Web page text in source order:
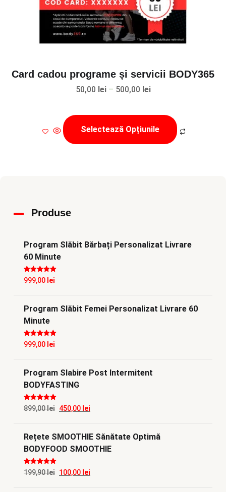
Card cadou programe și servicii BODY365
50,00 lei – 500,00 leiInterval
prețuri:
50,00 lei
până
Selectează Opțiunile
în
Produse
Program Slăbit Bărbați Personalizat Livrare
60 Minute
Evaluat la5
din 5
999,00 lei
Program Slăbit Femei Personalizat Livrare 60
Minute
Evaluat la5
din 5
999,00 lei
Program Slabire Post Intermitent
BODYFASTING
Evaluat la5
din 5
899,00lei Prețul
inițial
a
fost:
450,00 lei
curent
este:
450,00 lei.
Rețete SMOOTHIE Sănătate Optimă
BODYFOOD SMOOTHIE
Evaluat la5
din 5
199,90lei Prețul
inițial
100,00 lei
curent